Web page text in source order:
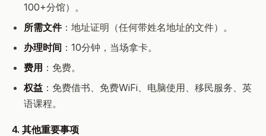
100+分馆）。
所需文件：地址证明（任何带姓名地址的文件）。
办理时间 ：10分钟，当场拿卡。
费用 ：免费。
权益 ：免费借书、免费WiFi、电脑使用、移民服务、英
语课程。
4. 其他重要事项